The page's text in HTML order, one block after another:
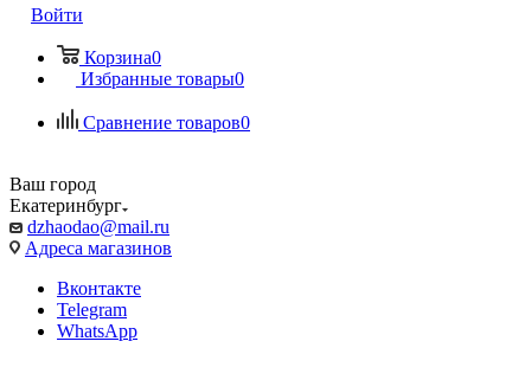
Войти
Корзина0
Избранные товары0
Сравнение товаров0
Ваш город
Екатеринбург
dzhaodao@mail.ru
Адреса магазинов
Вконтакте
Telegram
WhatsApp